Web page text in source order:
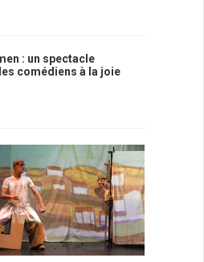
: un spectacle
comédiens à la joie